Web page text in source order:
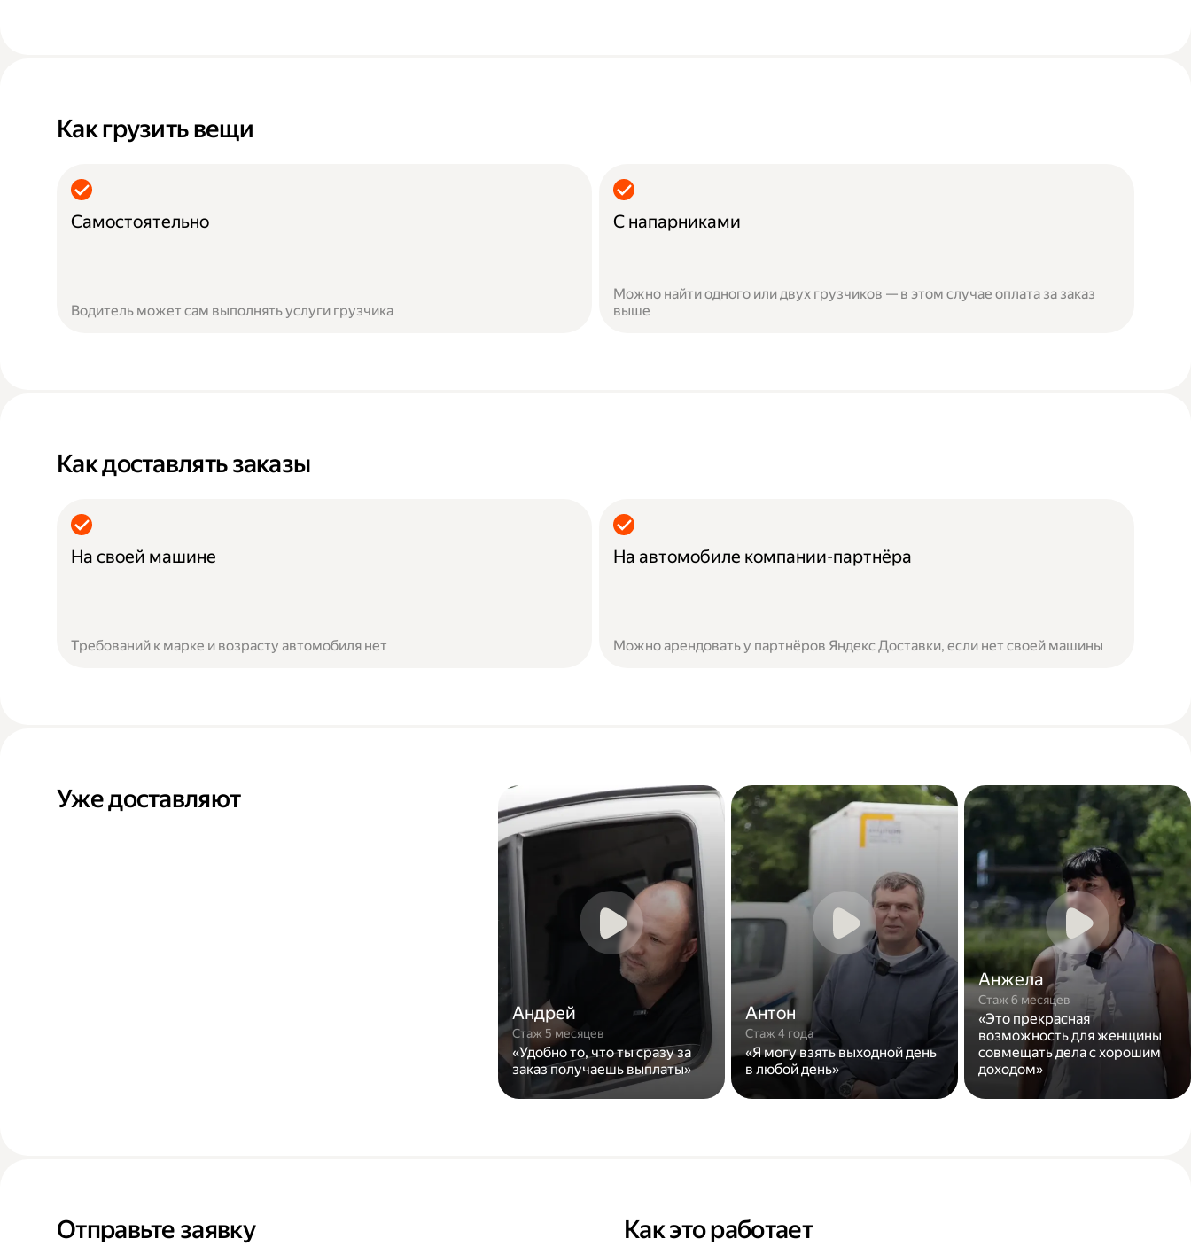
Как грузить вещи
Самостоятельно
Водитель может сам выполнять услуги грузчика
С напарниками
Можно найти одного или двух грузчиков — в этом случае оплата за заказ
выше
Как доставлять заказы
На своей машине
Требований к марке и возрасту автомобиля нет
На автомобиле компании-партнёра
Можно арендовать у партнёров Яндекс Доставки, если нет своей машины
Уже доставляют
Андрей
Стаж 5 месяцев
«Удобно то, что ты сразу за
заказ получаешь выплаты»
Антон
Стаж 4 года
«Я могу взять выходной день
в любой день»
Анжела
Стаж 6 месяцев
«Это прекрасная
возможность для женщины
совмещать дела с хорошим
доходом»
Отправьте заявку Как это работает